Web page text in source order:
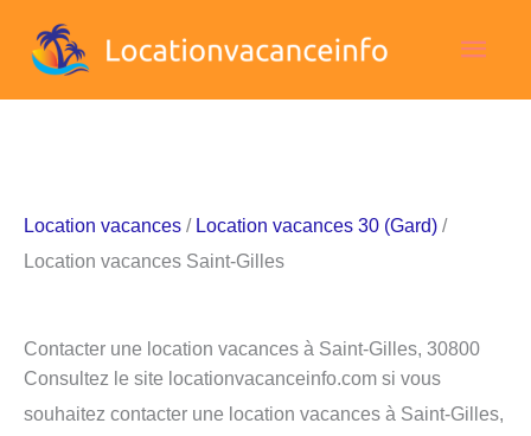
Location vacances / Location vacances 30 (Gard) /
Location vacances Saint-Gilles
Contacter une location vacances à Saint-Gilles, 30800
Consultez le site locationvacanceinfo.com si vous
souhaitez contacter une location vacances à Saint-Gilles,